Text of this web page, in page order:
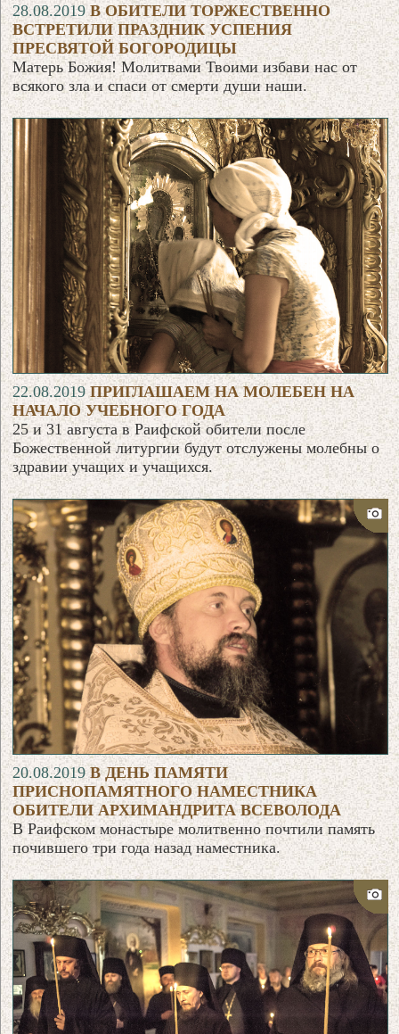
28.08.2019В ОБИТЕЛИ ТОРЖЕСТВЕННО
ВСТРЕТИЛИ ПРАЗДНИК УСПЕНИЯ
ПРЕСВЯТОЙ БОГОРОДИЦЫ
Матерь Божия! Молитвами Твоими избави нас от
всякого зла и спаси от смерти души наши.
22.08.2019ПРИГЛАШАЕМ НА МОЛЕБЕН НА
НАЧАЛО УЧЕБНОГО ГОДА
25 и 31 августа в Раифской обители после
Божественной литургии будут отслужены молебны о
здравии учащих и учащихся.
20.08.2019В ДЕНЬ ПАМЯТИ
ПРИСНОПАМЯТНОГО НАМЕСТНИКА
ОБИТЕЛИ АРХИМАНДРИТА ВСЕВОЛОДА
В Раифском монастыре молитвенно почтили память
почившего три года назад наместника.